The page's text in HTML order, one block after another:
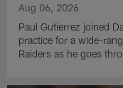
Aug 06, 2026
Paul Gutierrez joined
practice for a wide-
Raiders as he goes